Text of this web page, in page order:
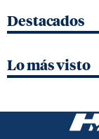
Destacados
Lo más visto